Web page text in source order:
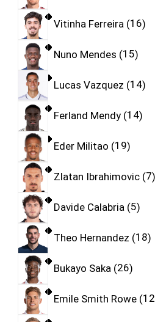
Vitinha Ferreira 16
Nuno Mendes 15
Lucas Vazquez 14
Ferland Mendy 14
Eder Militao 19
Zlatan Ibrahimovic 7
Davide Calabria 5
Theo Hernandez 18
Bukayo Saka 26
Emile Smith Rowe 12